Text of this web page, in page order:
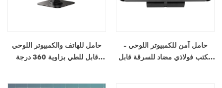
حامل للهاتف والكمبيوتر اللوحي
قابل للطي بزاوية 360 درجة
حامل آمن للكمبيوتر اللوحي -
مكتب فولاذي مضاد للسرقة قابل